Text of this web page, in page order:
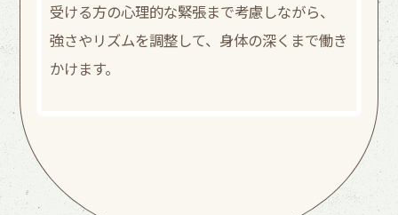
受ける方の心理的な緊張まで考慮しながら、
強さやリズムを調整して、身体の深くまで働き
かけます。